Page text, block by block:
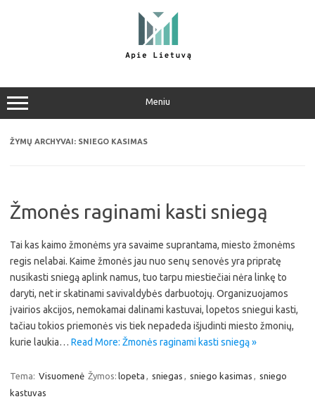
Meniu
ŽYMŲ ARCHYVAI: SNIEGO KASIMAS
Žmonės raginami kasti sniegą
Tai kas kaimo žmonėms yra savaime suprantama, miesto žmonėms
regis nelabai. Kaime žmonės jau nuo senų senovės yra pripratę
nusikasti sniegą aplink namus, tuo tarpu miestiečiai nėra linkę to
daryti, net ir skatinami savivaldybės darbuotojų. Organizuojamos
įvairios akcijos, nemokamai dalinami kastuvai, lopetos sniegui kasti,
tačiau tokios priemonės vis tiek nepadeda išjudinti miesto žmonių,
kurie laukia… Read More: Žmonės raginami kasti sniegą »
Tema: Visuomenė Žymos: lopeta , sniegas , sniego kasimas , sniego
kastuvas